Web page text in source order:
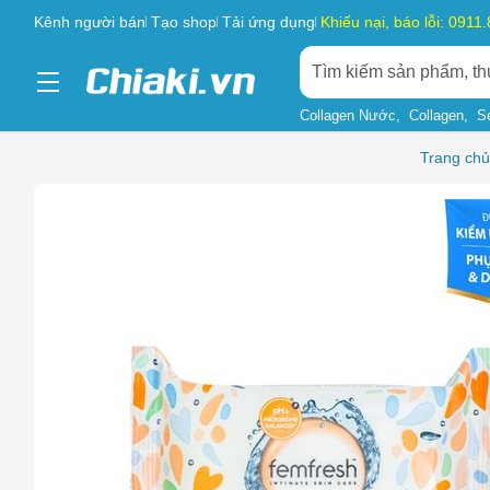
Kênh người bán Tạo shop Tải ứng dụng Khiếu nại, báo lỗi:
Collagen Nước Collagen
Trang chủ
Sản
Hàng